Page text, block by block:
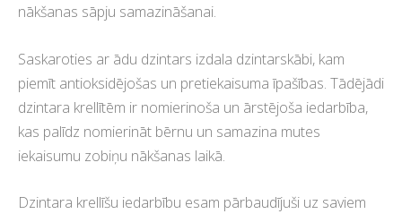
nākšanas sāpju samazināšanai.
Saskaroties ar ādu dzintars izdala dzintarskābi, kam
piemīt antioksidējošas un pretiekaisuma īpašības. Tādējādi
dzintara krellītēm ir nomierinoša un ārstējoša iedarbība,
kas palīdz nomierināt bērnu un samazina mutes
iekaisumu zobiņu nākšanas laikā.
Dzintara krellīšu iedarbību esam pārbaudījuši uz saviem